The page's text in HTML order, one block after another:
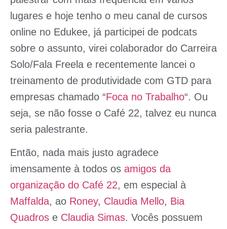
lugares e hoje tenho o meu canal de cursos
online no Edukee, já participei de podcats
sobre o assunto, virei colaborador do Carreira
Solo/Fala Freela e recentemente lancei o
treinamento de produtividade com GTD para
empresas chamado “Foca no Trabalho“. Ou
seja, se não fosse o Café 22, talvez eu nunca
seria palestrante.
Então, nada mais justo agradece
imensamente à todos os amigos da
organização do Café 22, em especial à
Maffalda, ao Roney, Claudia Mello, Bia
Quadros e Claudia Simas. Vocês possuem